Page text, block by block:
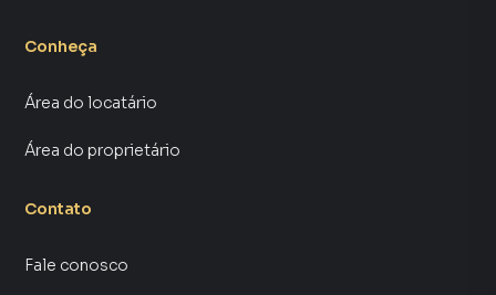
Conheça
Área do locatário
Área do proprietário
Contato
Fale conosco